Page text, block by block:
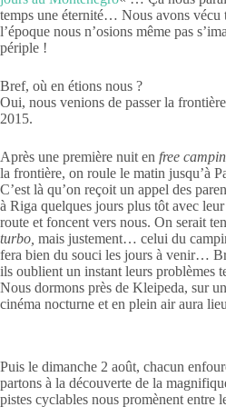
temps une éternité… Nous avons
l’époque nous n’osions même pas
périple !
Bref, où en étions nous ?
Oui, nous venions de passer la
2015.
Après une première nuit en free
la frontière, on roule le matin jusqu’à
C’est là qu’on reçoit un appel des
à Riga quelques jours plus tôt avec
route et foncent vers nous. On serait
turbo, mais justement… celui du
fera bien du souci les jours à venir…
ils oublient un instant leurs problèmes
Nous dormons près de Kleipeda, sur
cinéma nocturne et en plein air aura
Puis le dimanche 2 août, chacun
partons à la découverte de la
pistes cyclables nous promènent entre